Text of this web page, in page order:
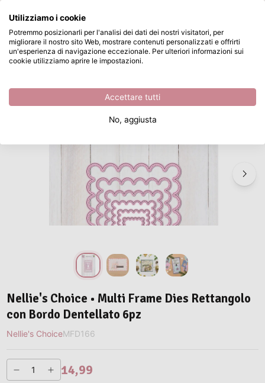
Passa al contenuto principale
Disponibile da magazzino Nellie's Choice • Multi Frame Dies Rettangolo con Bordo Dentellato 6pz
/ Fustelle cornici /
Nellie's Choice • Multi Frame Dies Rettangolo
con Bordo Dentellato 6pz
Nellie's ChoiceMFD166
14,99
Cosa stai cercando?
Utilizziamo i cookie
Potremmo posizionarli per l'analisi dei dati dei nostri visitatori, per
migliorare il nostro sito Web, mostrare contenuti personalizzati e offrirti
un'esperienza di navigazione eccezionale. Per ulteriori informazioni sui
cookie utilizziamo aprire le impostazioni.
Accettare tutti
No, aggiusta